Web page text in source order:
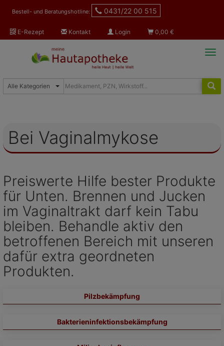
Bestell- und Beratungshotline: 0431/22 00 515
E-Rezept Kontakt Login 0,00 €
Bei Vaginalmykose
Preiswerte Hilfe bester Produkte
für Unten. Brennen und Jucken
im Vaginaltrakt darf kein Tabu
bleiben. Behandle aktiv den
betroffenen Bereich mit unseren
dafür extra geordneten
Produkten.
Pilzbekämpfung
Bakterieninfektionsbekämpfung